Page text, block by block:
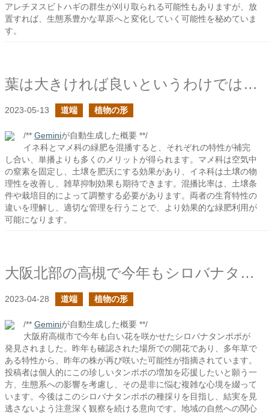
アレチヌスビトハギの群生が刈り取られる可能性もありますが、放
置すれば、生態系豊かな草原へと変化していく可能性を秘めていま
す。
葉は大きければ良いというわけではなさそうだと書いたけど
2023-05-13 道端 植物の形
/** Geminiが自動生成した概要 **/
イネ科とマメ科の緑肥を混播すると、それぞれの特性が補完
し合い、単播よりも多くのメリットが得られます。マメ科は空気中
の窒素を固定し、土壌を肥沃にする効果があり、イネ科は土壌の物
理性を改善し、雑草抑制効果も期待できます。混播比率は、土壌条
件や栽培目的によって調整する必要があります。両者の生育特性の
違いを理解し、適切な管理を行うことで、より効果的な緑肥利用が
可能になります。
大阪北部の高槻で今年もシロバナタンポポを見かけた
2023-04-28 道端 植物の形
/** Geminiが自動生成した概要 **/
大阪府高槻市で今年も白い花を咲かせたシロバナタンポポが
発見されました。昨年も確認された場所での開花であり、多年草で
ある特性から、昨年の株が再び咲いた可能性が指摘されています。
投稿者は個人的にこの珍しいタンポポの増加を応援したいと願う一
方、生態系への影響を考慮し、その是非に悩む複雑な心境を綴って
います。今後はこのシロバナタンポポの種採りを目指し、結実を見
逃さないよう注意深く観察を続ける意向です。地域の自然への関心